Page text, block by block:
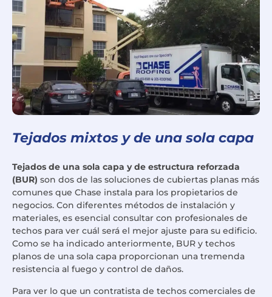
Tejados mixtos y de una sola capa
Tejados de una sola capa y de estructura reforzada
(BUR) son dos de las soluciones de cubiertas planas más
comunes que Chase instala para los propietarios de
negocios. Con diferentes métodos de instalación y
materiales, es esencial consultar con profesionales de
techos para ver cuál será el mejor ajuste para su edificio.
Como se ha indicado anteriormente, BUR y techos
planos de una sola capa proporcionan una tremenda
resistencia al fuego y control de daños.
Para ver lo que un contratista de techos comerciales de